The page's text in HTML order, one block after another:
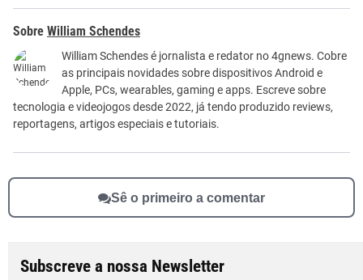
William Schendes
William Schendes é jornalista e redator no 4gnews. Cobre
as principais novidades sobre dispositivos Android e
Apple, PCs, wearables, gaming e apps. Escreve sobre
tecnologia e videojogos desde 2022, já tendo produzido reviews,
reportagens, artigos especiais e tutoriais.
Sê o primeiro a comentar
Subscreve a nossa Newsletter